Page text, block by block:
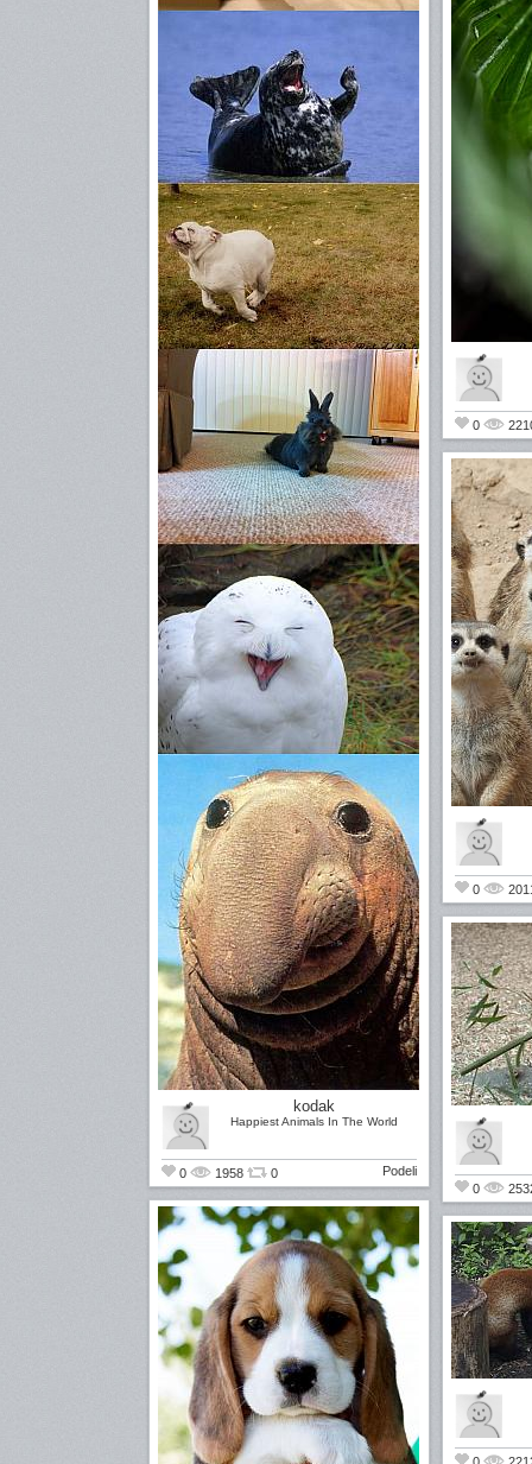
kodak
Happiest Animals In The World
0 1958 0 Podeli
0
0
0